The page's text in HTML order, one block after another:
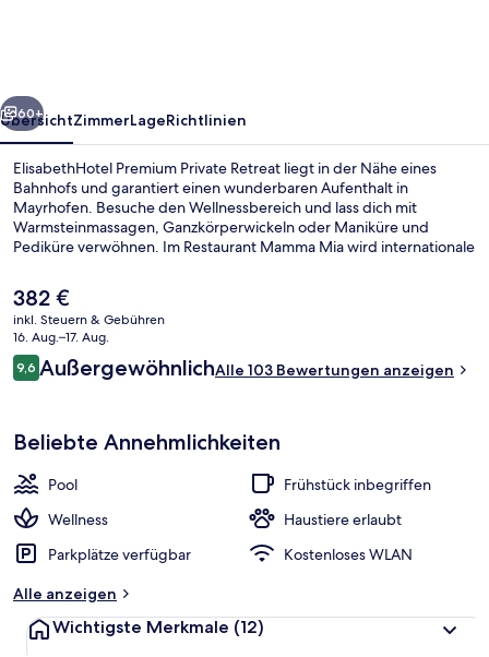
Weiter
60+
ÜbersichtZimmerLageRichtlinien
ElisabethHotel Premium Private Retreat liegt in der Nähe eines
Bahnhofs und garantiert einen wunderbaren Aufenthalt in
Mayrhofen. Besuche den Wellnessbereich und lass dich mit
Warmsteinmassagen, Ganzkörperwickeln oder Maniküre und
Pediküre verwöhnen. Im Restaurant Mamma Mia wird internationale
Bar/Lounge und Fitnessmöglichkeiten sprechen für dieses Hotel im
luxuriösen Stil.
Der
aktuelle
Preis
beträgt
382 €.
382 €
inkl. Steuern & Gebühren
16. Aug.–17. Aug.
Bewertungen
9,69,6 von 10.
AußergewöhnlichAlle 103 Bewertungen anzeigen
Beliebte Annehmlichkeiten
Pool
Frühstück inbegriffen
Wellness
Haustiere erlaubt
Parkplätze verfügbar
Kostenloses WLAN
Alle anzeigen
Wichtigste Merkmale (12)